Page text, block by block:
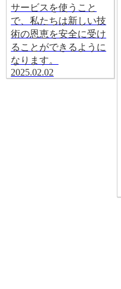
サービスを使うこと
で、私たちは新しい技
術の恩恵を安全に受け
ることができるように
なります。
2025.02.02